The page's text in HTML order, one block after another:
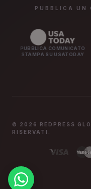
PUBBLICA UN
COMUNICATO
SU USATODAY
STAMPA
© 2026 REDPRESS
RISERVATI.